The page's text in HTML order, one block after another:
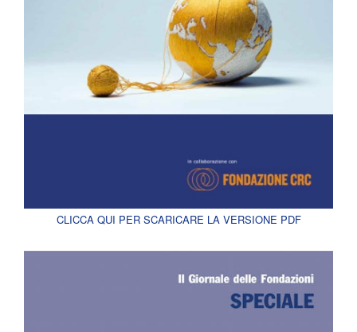
CLICCA QUI PER SCARICARE LA VERSIONE PDF